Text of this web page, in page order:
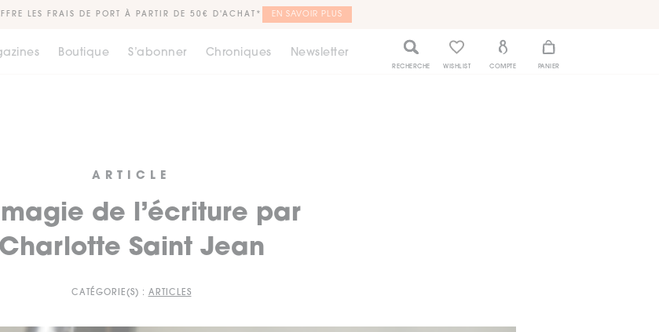
LES FRAIS DE PORT À PARTIR DE 50€ D'ACHAT* EN SAVOIR PLUS
Boutique S’abonner Chroniques Newsletter
RECHERCHE WISHLIST COMPTE PANIER
ARTICLE
de l’écriture par
Charlotte Saint Jean
CATÉGORIE(S) : ARTICLES